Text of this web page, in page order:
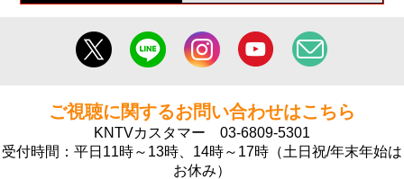
ご視聴に関するお問い合わせはこちら
KNTVカスタマー 03-6809-5301
受付時間：平日11時～13時、14時～17時（土日祝/年末年始は
お休み）